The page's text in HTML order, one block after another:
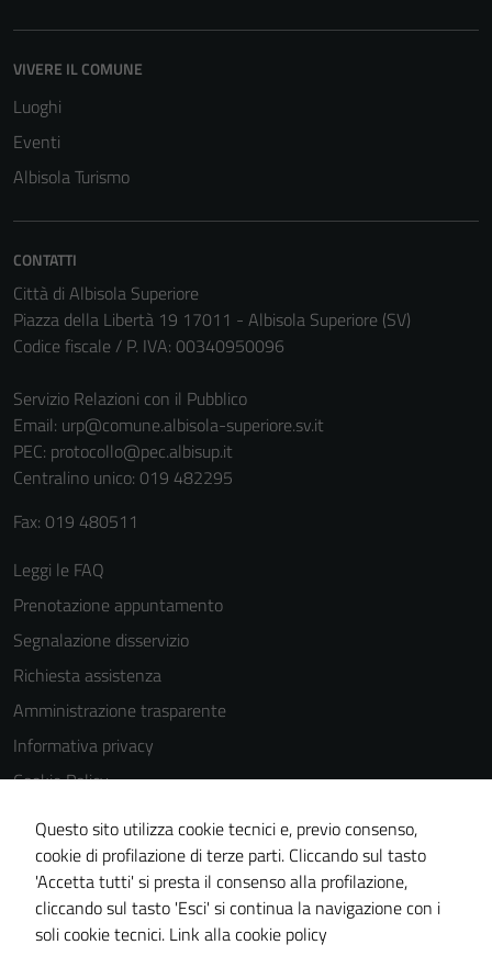
VIVERE IL COMUNE
Luoghi
Eventi
Albisola Turismo
CONTATTI
Città di Albisola Superiore
Piazza della Libertà 19 17011 - Albisola Superiore (SV)
Codice fiscale / P. IVA: 00340950096
Servizio Relazioni con il Pubblico
Email: urp@comune.albisola-superiore.sv.it
PEC: protocollo@pec.albisup.it
Centralino unico: 019 482295
Fax: 019 480511
Leggi le FAQ
Prenotazione appuntamento
Segnalazione disservizio
Richiesta assistenza
Amministrazione trasparente
Informativa privacy
Cookie Policy
Note legali
Dichiarazione di accessibilità
Piano di miglioramento del sito
Statistiche sito web
Questo sito utilizza cookie tecnici e, previo consenso,
cookie di profilazione di terze parti. Cliccando sul tasto
'Accetta tutti' si presta il consenso alla profilazione,
cliccando sul tasto 'Esci' si continua la navigazione con i
soli cookie tecnici. Link alla cookie policy